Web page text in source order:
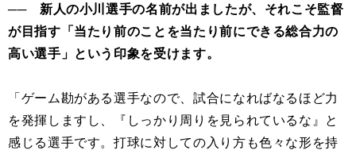
── 新人の小川選手の名前が出ましたが、それこそ監督
が目指す「当たり前のことを当たり前にできる総合力の
高い選手」という印象を受けます。
「ゲーム勘がある選手なので、試合になればなるほど力
を発揮しますし、『しっかり周りを見られているな』と
感じる選手です。打球に対しての入り方も色々な形を持